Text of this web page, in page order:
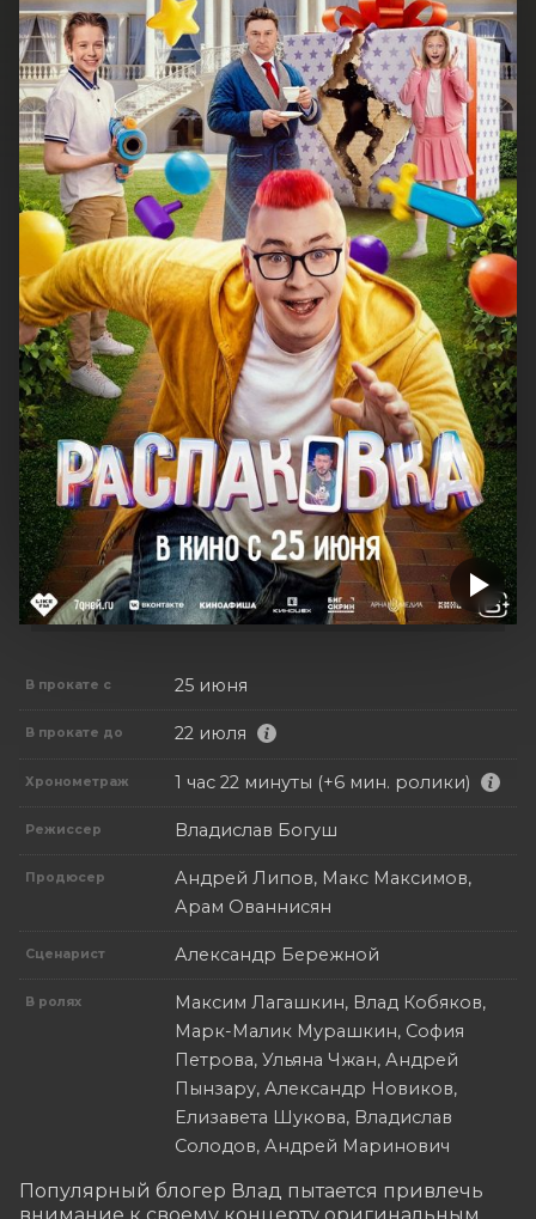
В прокате с 25 июня
В прокате до 22 июля
Хронометраж 1 час 22 минуты (+6 мин. ролики)
Режиссер Владислав Богуш
Продюсер
Андрей Липов, Макс Максимов,
Арам Ованнисян
Сценарист Александр Бережной
В ролях
Максим Лагашкин, Влад Кобяков,
Марк-Малик Мурашкин, София
Петрова, Ульяна Чжан, Андрей
Пынзару, Александр Новиков,
Елизавета Шукова, Владислав
Солодов, Андрей Маринович
Популярный блогер Влад пытается привлечь